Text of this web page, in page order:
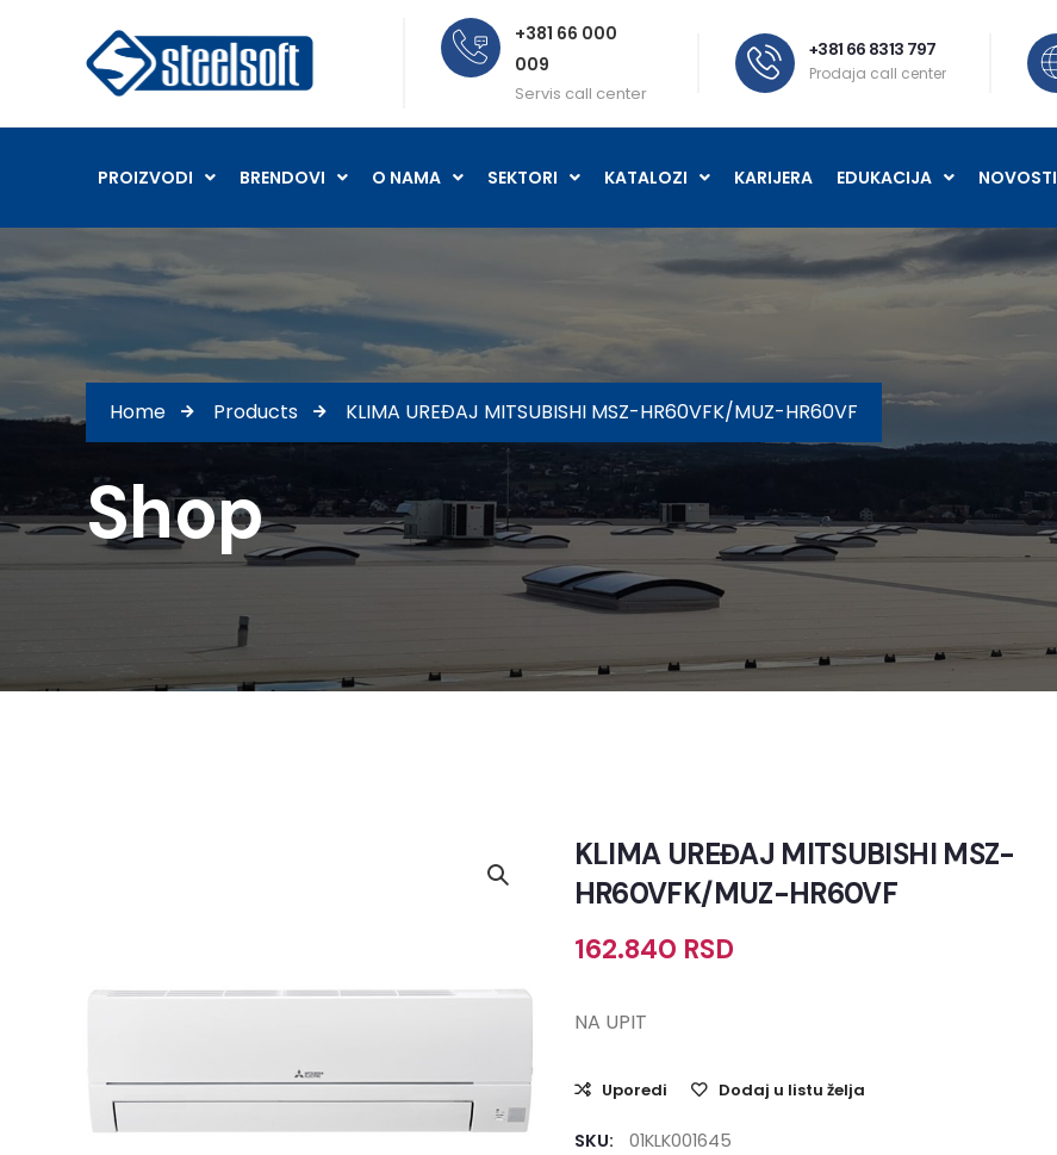
+381 66 000
009
Servis call center
+381 66 8313 797
Prodaja call center
PROIZVODI BRENDOVI O NAMA SEKTORI KATALOZI KARIJERA EDUKACIJA NOVOSTI
Home Products KLIMA UREĐAJ MITSUBISHI MSZ-HR60VFK/MUZ-HR60VF
Shop
KLIMA UREĐAJ MITSUBISHI MSZ-
HR60VFK/MUZ-HR60VF
162.840 RSD
NA UPIT
Uporedi Dodaj u listu želja
SKU:
01KLK001645